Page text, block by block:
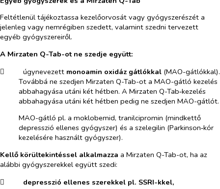
Feltétlenül tájékoztassa kezelőorvosát vagy gyógyszerészét a
jelenleg vagy nemrégiben szedett, valamint szedni tervezett
egyéb gyógyszereiről.
A Mirzaten Q-Tab-ot ne szedje együtt:
​
úgynevezett monoamin oxidáz gátlókkal(MAO-gátlókkal).
Továbbá ne szedjen Mirzaten Q-Tab-ot a MAO-gátló kezelés
abbahagyása utáni két hétben. A Mirzaten Q-Tab‑kezelés
abbahagyása utáni két hétben pedig ne szedjen MAO-gátlót.
MAO-gátló pl. a moklobemid, tranilcipromin (mindkettő
depresszió ellenes gyógyszer) és a szelegilin (Parkinson‑kór
kezelésére használt gyógyszer).
Kellő körültekintéssel alkalmazza a Mirzaten Q-Tab-ot, ha az
alábbi gyógyszerekkel együtt szedi:
​
depresszió ellenes szerekkel pl. SSRI-kkel,